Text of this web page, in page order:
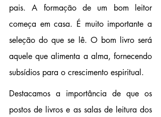
pais. A formação de um bom leitor
começa em casa. É muito importante a
aquele que alimenta a alma, fornecendo
subsídios para o crescimento espiritual.
Destacamos a importância de que os
postos de livros e as salas de leitura dos